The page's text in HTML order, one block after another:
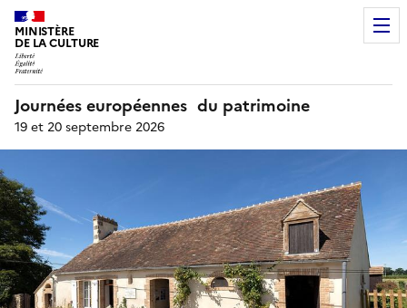
MINISTÈRE
DE LA CULTURE
Journées européennes du patrimoine
19 et 20 septembre 2026